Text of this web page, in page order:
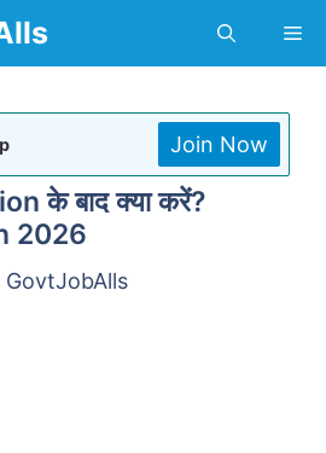
Join Now
के बाद क्या करें?
2026
GovtJobAlls